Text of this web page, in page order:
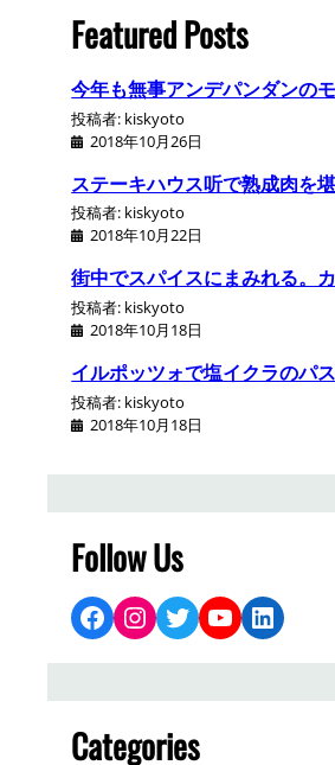
h
Featured Posts
今年も無事アンデパンダンの
投稿者: kiskyoto
2018年10月26日
ステーキハウス听で熟成肉を
投稿者: kiskyoto
2018年10月22日
街中でスパイスにまみれる。
投稿者: kiskyoto
2018年10月18日
イルポッツォで塩イクラのパ
投稿者: kiskyoto
2018年10月18日
Follow Us
Facebook Instagram Twitter YouTube LinkedIn
Categories